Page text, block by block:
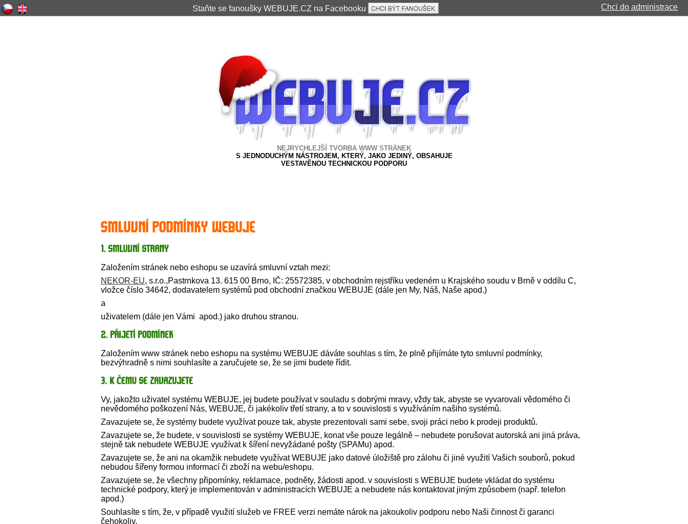
Staňte se fanoušky WEBUJE.CZ na Facebooku Chci do administrace
NEJRYCHLEJŠÍ TVORBA WWW STRÁNEK
S JEDNODUCHÝM NÁSTROJEM, KTERÝ, JAKO JEDINÝ, OBSAHUJE
VESTAVĚNOU TECHNICKOU PODPORU
Založením stránek nebo eshopu se uzavírá smluvní vztah mezi:
NEKOR-EU, s.r.o.,Pastrnkova 13. 615 00 Brno, IČ: 25572385, v obchodním rejstříku vedeném u Krajského soudu v Brně v oddílu C,
vložce číslo 34642, dodavatelem systémů pod obchodní značkou WEBUJE (dále jen My, Náš, Naše apod.)
a
uživatelem (dále jen Vámi apod.) jako druhou stranou.
Založením www stránek nebo eshopu na systému WEBUJE dáváte souhlas s tím, že plně přijímáte tyto smluvní podmínky,
bezvýhradně s nimi souhlasíte a zaručujete se, že se jimi budete řídit.
Vy, jakožto uživatel systému WEBUJE, jej budete používat v souladu s dobrými mravy, vždy tak, abyste se vyvarovali vědomého či
nevědomého poškození Nás, WEBUJE, či jakékoliv třetí strany, a to v souvislosti s využíváním našiho systémů.
Zavazujete se, že systémy budete využívat pouze tak, abyste prezentovali sami sebe, svoji práci nebo k prodeji produktů.
Zavazujete se, že budete, v souvislosti se systémy WEBUJE, konat vše pouze legálně – nebudete porušovat autorská ani jiná práva,
stejně tak nebudete WEBUJE využívat k šíření nevyžádané pošty (SPAMu) apod.
Zavazujete se, že ani na okamžik nebudete využívat WEBUJE jako datové úložiště pro zálohu či jiné využití Vašich souborů, pokud
nebudou šířeny formou informací či zboží na webu/eshopu.
Zavazujete se, že všechny připomínky, reklamace, podněty, žádosti apod. v souvislosti s WEBUJE budete vkládat do systému
technické podpory, který je implementován v administracích WEBUJE a nebudete nás kontaktovat jiným způsobem (např. telefon
apod.)
Souhlasíte s tím, že, v případě využití služeb ve FREE verzi nemáte nárok na jakoukoliv podporu nebo Naši činnost či garanci
čehokoliv.